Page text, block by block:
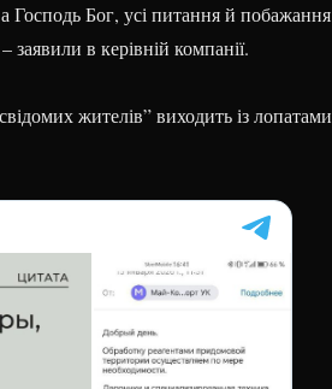
Господь Бог, усі питання й побажання
заявили в керівній компанії.
жителів” виходить із лопатами